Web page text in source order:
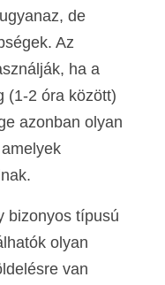
de
Az
ha a
(1-2 óra között)
azonban olyan
bizonyos típusú
olyan
van